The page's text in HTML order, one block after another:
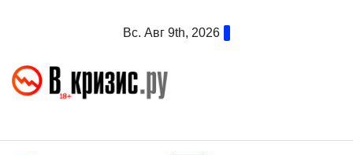
Вс. Авг 9th, 2026